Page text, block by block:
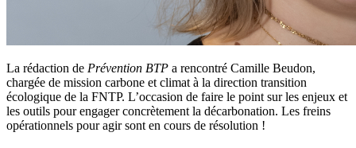
La rédaction de Prévention BTP a rencontré Camille Beudon,
chargée de mission carbone et climat à la direction transition
écologique de la FNTP. L’occasion de faire le point sur les enjeux et
les outils pour engager concrètement la décarbonation. Les freins
opérationnels pour agir sont en cours de résolution !